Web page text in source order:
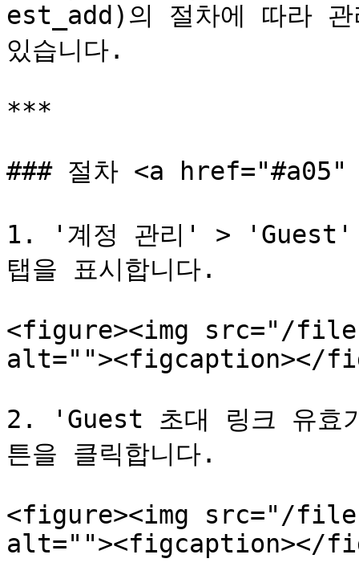
est_add)의 절차에 따라
있습니다.
***
### 절차 <a
1. '계정 관리' > 'Guest'
탭을 표시합니다.
<figure><img src="/files/
alt=""><figcaption></
2. 'Guest 초대 링크 유효
튼을 클릭합니다.
<figure><img src="/files/